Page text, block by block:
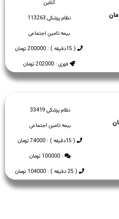
آنلاین
نظام پزشکی:113263
بیمه:تامین اجتماعی
( 15دقیقه ) : 200000 تومان
فوری : 202000 تومان
نظام پزشکی:33419
بیمه:تامین اجتماعی
( 15دقیقه ) : 74000 تومان
: 100000 تومان
( 25 دقیقه ) : 104000 تومان